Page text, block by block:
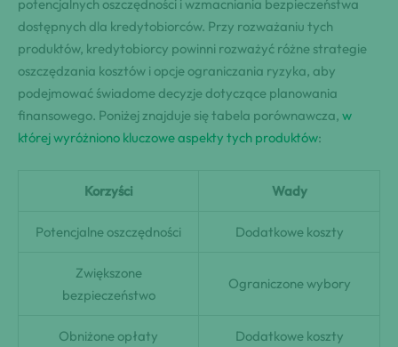
potencjalnych oszczędności i wzmacniania bezpieczeństwa
dostępnych dla kredytobiorców. Przy rozważaniu tych
produktów, kredytobiorcy powinni rozważyć różne strategie
oszczędzania kosztów i opcje ograniczania ryzyka, aby
podejmować świadome decyzje dotyczące planowania
finansowego. Poniżej znajduje się tabela porównawcza, w
której wyróżniono kluczowe aspekty tych produktów:
Korzyści Wady
Potencjalne oszczędności Dodatkowe koszty
Zwiększone
bezpieczeństwo
Ograniczone wybory
Obniżone opłaty Dodatkowe koszty